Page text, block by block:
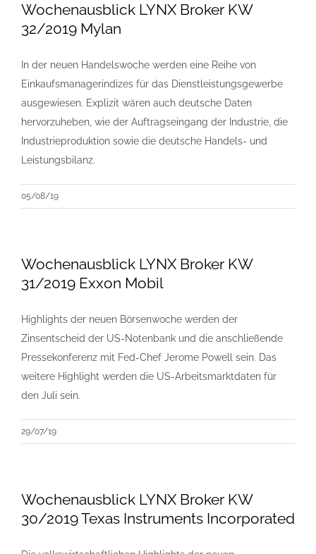
Wochenausblick LYNX Broker KW
32/2019 Mylan
In der neuen Handelswoche werden eine Reihe von
Einkaufsmanagerindizes für das Dienstleistungsgewerbe
ausgewiesen. Explizit wären auch deutsche Daten
hervorzuheben, wie der Auftragseingang der Industrie, die
Industrieproduktion sowie die deutsche Handels- und
Leistungsbilanz.
05/08/19
Wochenausblick LYNX Broker KW
31/2019 Exxon Mobil
Highlights der neuen Börsenwoche werden der
Zinsentscheid der US-Notenbank und die anschließende
Pressekonferenz mit Fed-Chef Jerome Powell sein. Das
weitere Highlight werden die US-Arbeitsmarktdaten für
den Juli sein.
29/07/19
Wochenausblick LYNX Broker KW
30/2019 Texas Instruments Incorporated